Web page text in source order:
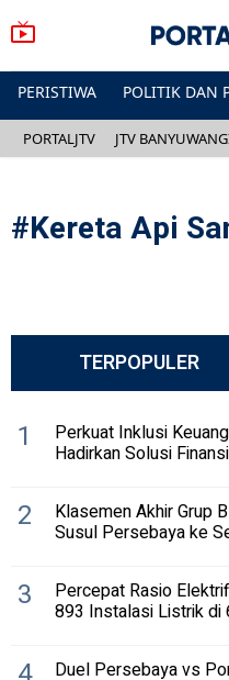
PERISTIWA POLITIK DAN
PORTALJTV JTV
#Kereta Api
TERPOPULER
1 Perkuat Inklusi
Hadirkan Solusi
2 Klasemen Akhir Grup
Susul Persebaya ke
3 Percepat Rasio
893 Instalasi Listrik di
Duel Persebaya vs